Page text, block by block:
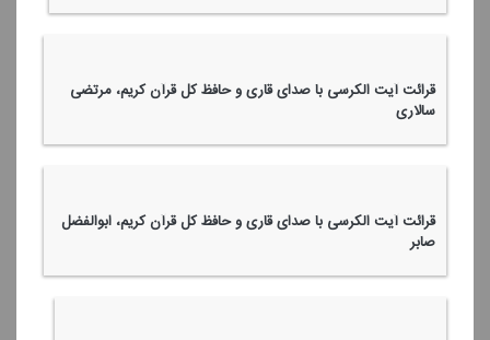
قرائت آیت الكرسی با صدای قاری و حافظ كل قرآن كریم، مرتضی
سالاری
قرائت آیت الكرسی با صدای قاری و حافظ كل قرآن كریم، ابوالفضل
صابر